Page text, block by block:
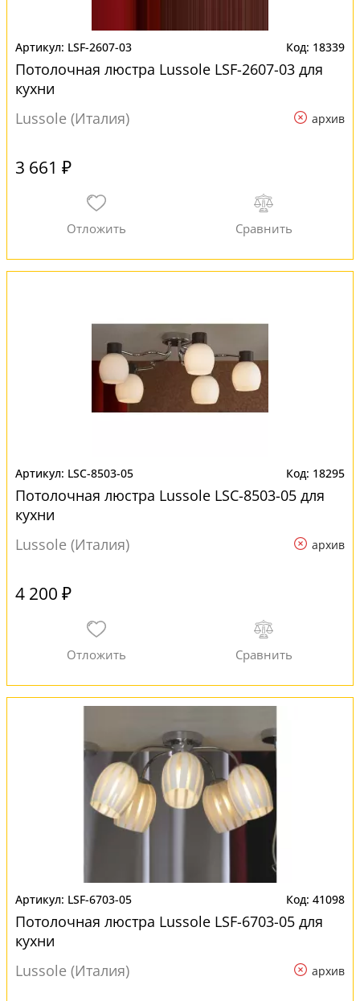
LSF-2607-03 18339
Потолочная люстра Lussole LSF-2607-03 для
кухни
Lussole (Италия)
архив
3 661 ₽
LSC-8503-05 18295
Потолочная люстра Lussole LSC-8503-05 для
кухни
Lussole (Италия)
архив
4 200 ₽
LSF-6703-05 41098
Потолочная люстра Lussole LSF-6703-05 для
кухни
Lussole (Италия)
архив